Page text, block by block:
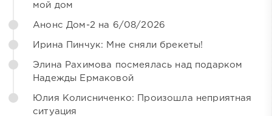
мой дом
Анонс Дом-2 на 6/08/2026
Ирина Пинчук: Мне сняли брекеты!
Элина Рахимова посмеялась над подарком
Надежды Ермаковой
Юлия Колисниченко: Произошла неприятная
ситуация